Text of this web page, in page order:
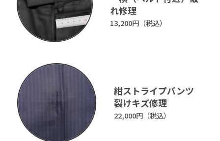
ホーム
かけつぎとは
料金表
ご依頼方法
かけつぎ事例
お客様の声
お知らせ
れ修理
13,200円（税込）
紺ストライプパンツ
裂けキズ修理
22,000円（税込）